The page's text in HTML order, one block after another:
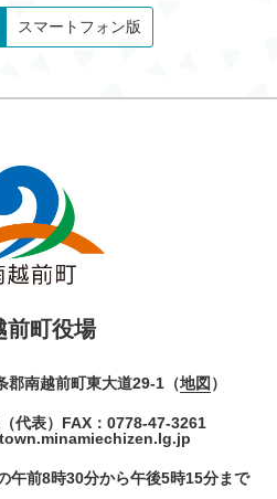
スマートフォン版
前町役場
南越前町東大道29-1（地図 ）
（代表） FAX：0778-47-3261
午前8時30分から午後5時15分まで